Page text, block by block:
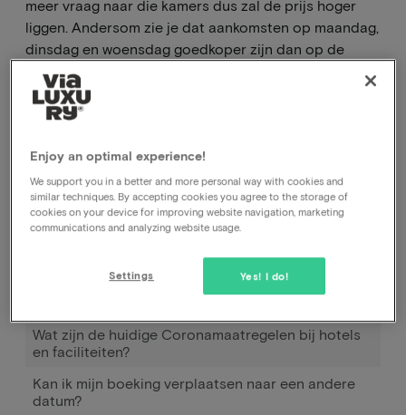
bij jullie?
Hoe kan ik de datum van mijn boeking wijzigen?
Hoe werkt Pay later
Ik heb geboekt en betaald maar tot op heden nog
geen bevestiging ontvangen.
Wat zijn de huidige Coronamaatregelen bij hotels
en faciliteiten?
Kan ik mijn boeking verplaatsen naar een andere
datum?
meer vraag naar die kamers dus zal de prijs hoger
liggen. Andersom zie je dat aankomsten op maandag,
dinsdag en woensdag goedkoper zijn dan op de
andere dagen.
Enjoy an optimal experience!
We support you in a better and more personal way with cookies and
similar techniques. By accepting cookies you agree to the storage of
cookies on your device for improving website navigation, marketing
communications and analyzing website usage.
Yes! I do!
Settings